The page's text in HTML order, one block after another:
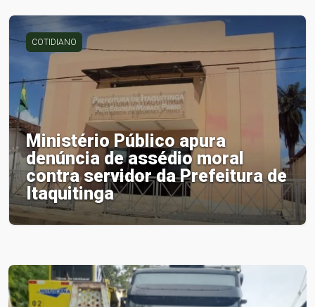
COTIDIANO
Ministério Público apura
denúncia de assédio moral
contra servidor da Prefeitura de
Itaquitinga